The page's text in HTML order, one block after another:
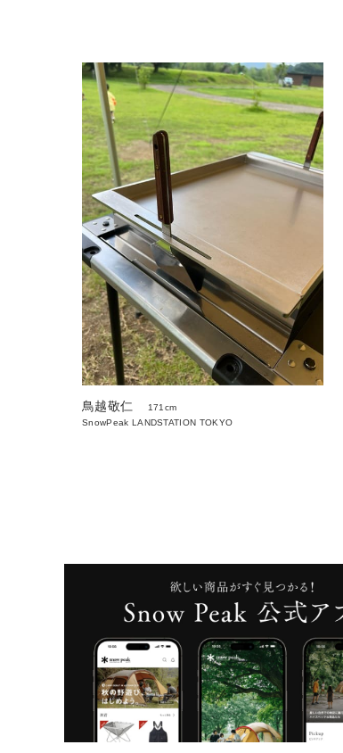
鳥越敬仁
171cm
SnowPeak LANDSTATION TOKYO